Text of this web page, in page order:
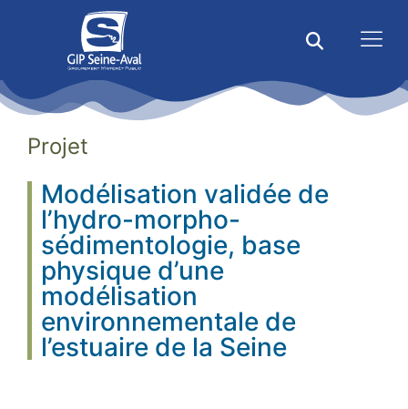
Projet
Modélisation validée de
l’hydro-morpho-
sédimentologie, base
physique d’une
modélisation
environnementale de
l’estuaire de la Seine